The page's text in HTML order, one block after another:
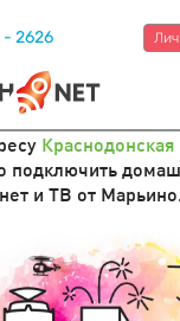
- 2626
Краснодонская
подключить
и ТВ от